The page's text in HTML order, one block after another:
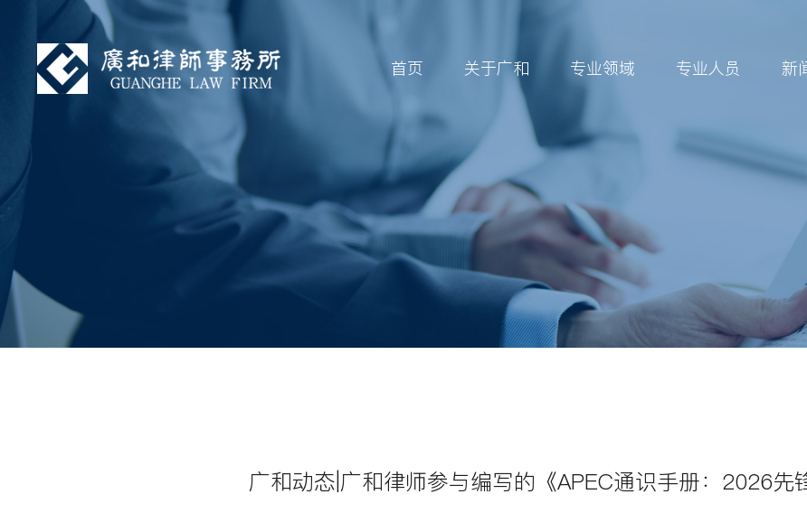
首页 关于广和 专业领域 专业人员 新
广和动态|广和律师参与编写的《APEC通识手册：2026先